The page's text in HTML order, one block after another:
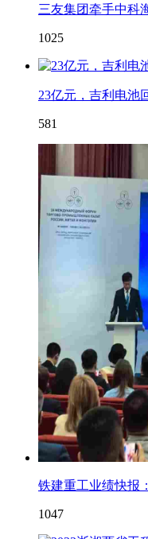
三友集团牵手中科
1025
23亿元，吉利电池
581
铁建重工业绩快报
1047